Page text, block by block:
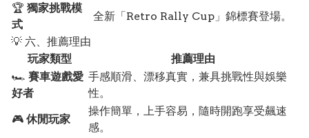
🏆 獨家挑戰模
式
全新「Retro Rally Cup」錦標賽登場。
💡 六、推薦理由
玩家類型
推薦理由
🏎️ 賽車遊戲愛
好者
手感順滑、漂移真實，兼具挑戰性與娛樂
性。
🎮 休閒玩家
操作簡單，上手容易，隨時開跑享受飆速
感。